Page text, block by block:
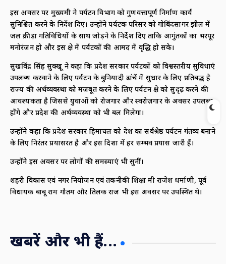
इस अवसर पर मुख्यमंत्री ने पर्यटन विभाग को गुणवत्तापूर्ण निर्माण कार्य
सुनिश्चित करने के निर्देश दिए। उन्होंने पर्यटक परिसर को गोबिंदसागर झील में
जल क्रीड़ा गतिविधियों के साथ जोड़ने के निर्देश दिए ताकि आगुंतकों का भरपूर
मनोरंजन हो और इस क्षेत्र में पर्यटकों की आमद में वृद्धि हो सके।
सुखविंद्र सिंह सुक्खू ने कहा कि प्रदेश सरकार पर्यटकों को विश्वस्तरीय सुविधाएं
उपलब्ध करवाने के लिए पर्यटन के बुनियादी ढांचें में सुधार के लिए प्रतिबद्ध है
राज्य की अर्थव्यवस्था को मजबूत करने के लिए पर्यटन क्षेत्र को सुदृढ़ करने की
आवश्यकता है जिससे युवाओं को रोजगार और स्वरोज़गार के अवसर उपलब्ध
होंगे और प्रदेश की अर्थव्यवस्था को भी बल मिलेगा।
उन्होंने कहा कि प्रदेश सरकार हिमाचल को देश का सर्वश्रेष्ठ पर्यटन गंतव्य बनाने
के लिए निरंतर प्रयासरत है और इस दिशा में हर सम्भव प्रयास जारी हैं।
उन्होंने इस अवसर पर लोगों की समस्याएं भी सुनीं।
शहरी विकास एवं नगर नियोजन एवं तकनीकी शिक्षा मंत्री राजेश धर्माणी, पूर्व
विधायक बाबू राम गौतम और तिलक राज भी इस अवसर पर उपस्थित थे।
खबरें और भी हैं...